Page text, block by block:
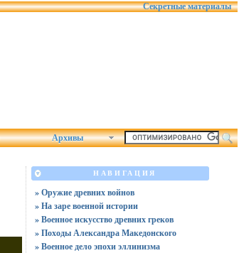
Секретные материалы
Архивы
НАВИГАЦИЯ
» Оружие древних войнов
» На заре военной истории
» Военное искусство древних греков
» Походы Александра Македонского
» Военное дело эпохи эллинизма